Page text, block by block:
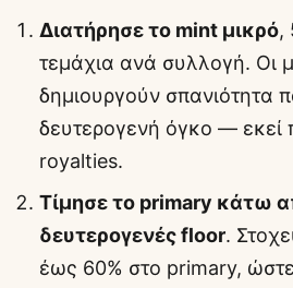
Διατήρησε το mint μικρό,
τεμάχια ανά συλλογή. Οι
δημιουργούν σπανιότητα
δευτερογενή όγκο — εκεί
royalties.
Τίμησε το primary κάτω
δευτερογενές floor.
έως 60% στο primary, ώστε